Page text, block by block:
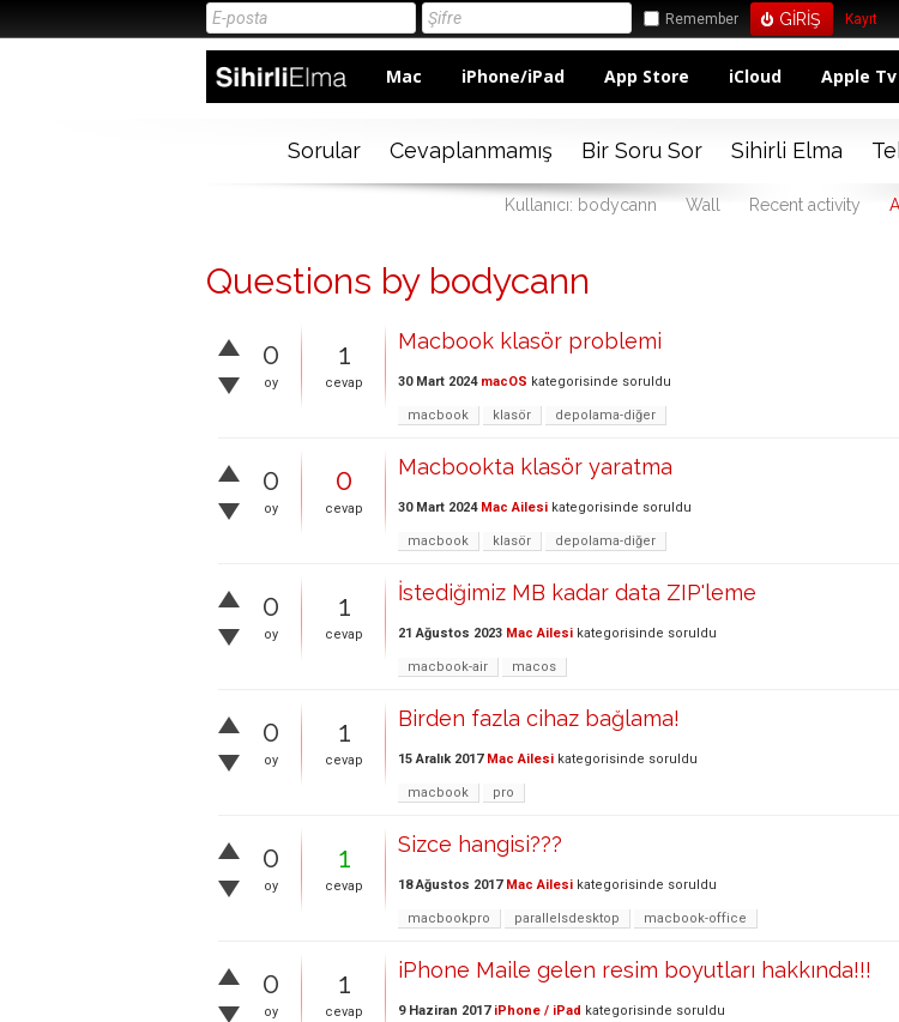
Remember Kayıt
Mac iPhone/iPad App Store iCloud Apple Tv
Sorular Cevaplanmamış Bir Soru Sor Sihirli Elma
Kullanıcı: bodycann Wall Recent activity
Questions by bodycann
0
oy
1
cevap
Macbook klasör problemi
30 Mart 2024 macOS kategorisinde soruldu
macbook klasör depolama-diğer
0
oy
0
cevap
Macbookta klasör yaratma
30 Mart 2024 Mac Ailesi kategorisinde soruldu
macbook klasör depolama-diğer
0
oy
1
cevap
İstediğimiz MB kadar data ZIP'leme
21 Ağustos 2023 Mac Ailesi kategorisinde soruldu
macbook-air macos
0
oy
1
cevap
Birden fazla cihaz bağlama!
15 Aralık 2017 Mac Ailesi kategorisinde soruldu
macbook pro
0
oy
1
cevap
Sizce hangisi???
18 Ağustos 2017 Mac Ailesi kategorisinde soruldu
macbookpro parallelsdesktop macbook-office
0
oy
1
cevap
iPhone Maile gelen resim boyutları hakkında!!!
9 Haziran 2017 iPhone / iPad kategorisinde soruldu